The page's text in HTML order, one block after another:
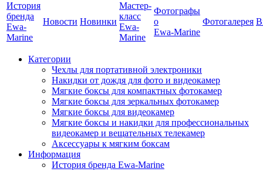
История
бренда
Ewa-
Marine
Новости Новинки
Мастер-
класс
Ewa-
Marine
Фотографы
о
Ewa-Marine
Фотогалерея
Категории
Чехлы для портативной электроники
Накидки от дождя для фото и видеокамер
Мягкие боксы для компактных фотокамер
Мягкие боксы для зеркальных фотокамер
Мягкие боксы для видеокамер
Мягкие боксы и накидки для профессиональных
видеокамер и вещательных телекамер
Аксессуары к мягким боксам
Информация
История бренда Ewa-Marine